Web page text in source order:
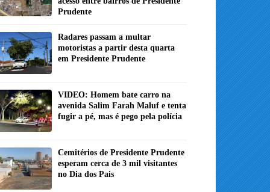
Prudente
Radares passam a multar
motoristas a partir desta quarta
em Presidente Prudente
VIDEO: Homem bate carro na
avenida Salim Farah Maluf e tenta
fugir a pé, mas é pego pela polícia
Cemitérios de Presidente Prudente
esperam cerca de 3 mil visitantes
no Dia dos Pais